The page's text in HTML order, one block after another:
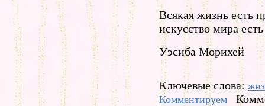
Всякая жизнь есть
искусство мира
Уэсиба Морихей
Ключевые слова:
Комментируем